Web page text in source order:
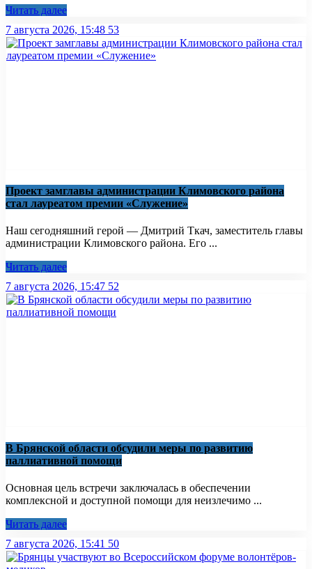
Читать далее
7 августа 2026, 15:48 53
Проект замглавы администрации Климовского района
стал лауреатом премии «Служение»
Наш сегодняшний герой — Дмитрий Ткач, заместитель главы
администрации Климовского района. Его ...
Читать далее
7 августа 2026, 15:47 52
В Брянской области обсудили меры по развитию
паллиативной помощи
Основная цель встречи заключалась в обеспечении
комплексной и доступной помощи для неизлечимо ...
Читать далее
7 августа 2026, 15:41 50